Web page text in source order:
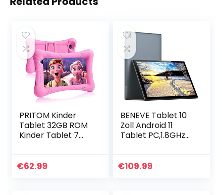
PRITOM Kinder
Tablet 32GB ROM
Kinder Tablet 7
Quad Core
€62.99
BENEVE Tablet 10
Zoll Android 11
Tablet PC,1.8GHz
RAM,32GB ROM,
€109.99